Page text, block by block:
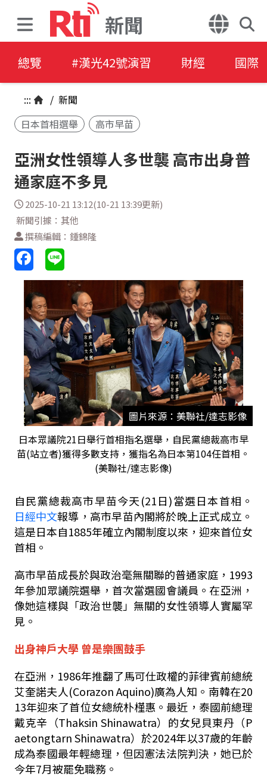
新聞
總覽 #漢光42號演習 財經 國際
::: / 新聞
日本首相選舉
高市早苗
亞洲女性領導人多世襲 高市出身普
通家庭不多見
2025-10-21 13:12(10-21 13:39更新)
新聞引據：其他
撰稿編輯：鍾錦隆
圖片來源：美聯社/達志影像
日本眾議院21日舉行首相指名選舉，自民黨總裁高市早
苗(站立者)獲得多數支持，獲指名為日本第104任首相。
(美聯社/達志影像)
自民黨總裁高市早苗今天(21日)當選日本首相。
日經中文報導，高市早苗內閣將於晚上正式成立。
這是日本自1885年確立內閣制度以來，迎來首位女
首相。
高市早苗成長於與政治毫無關聯的普通家庭， 1993
年參加眾議院選舉，首次當選國會議員。在亞洲，
像她這樣與「政治世襲」無關的女性領導人實屬罕
見。
出身神戶大學 曾是樂團鼓手
在亞洲， 1986年推翻了馬可仕政權的菲律賓前總統
艾奎諾夫人(Corazon Aquino)廣為人知。南韓在20
13年迎來了首位女總統朴槿惠。最近，泰國前總理
戴克辛（Thaksin Shinawatra）的女兒貝東丹（P
aetongtarn Shinawatra）於2024年以37歲的年齡
成為泰國最年輕總理，但因憲法法院判決，她已於
今年7月被罷免職務。